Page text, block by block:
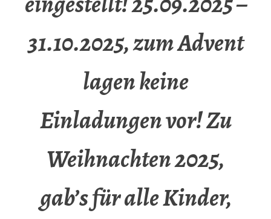
31.10.2025, zum Advent
lagen keine
Einladungen vor! Zu
Weihnachten 2025,
gab’s für alle Kinder,